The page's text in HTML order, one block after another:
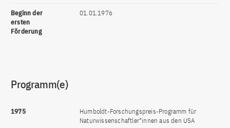
Beginn der
ersten
Förderung
01.01.1976
Programm(e)
1975
Humboldt-Forschungspreis-Programm für
Naturwissenschaftler*innen aus den USA